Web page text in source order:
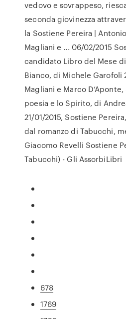
vedovo e sovrappeso,
seconda giovinezza
la Sostiene Pereira |
Magliani e ... 06/02/2015
candidato Libro del Mese
Bianco, di Michele Garofoli
Magliani e Marco
poesia e lo Spirito, di
21/01/2015, Sostiene
dal romanzo di Tabucchi,
Giacomo Revelli Sostiene
Tabucchi) - Gli AssorbiLibri
678
1769